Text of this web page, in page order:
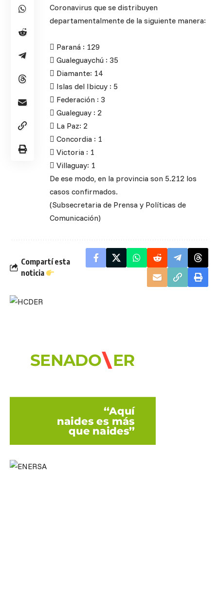
Coronavirus que se distribuyen
departamentalmente de la siguiente manera:
 Paraná : 129
 Gualeguaychú : 35
 Diamante: 14
 Islas del Ibicuy : 5
 Federación : 3
 Gualeguay : 2
 La Paz: 2
 Concordia : 1
 Victoria : 1
 Villaguay: 1
De ese modo, en la provincia son 5.212 los
casos confirmados.
(Subsecretaria de Prensa y Políticas de
Comunicación)
Compartí esta
noticia